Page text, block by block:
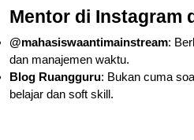
Mentor di Instagram
@mahasiswaantimainstream:
dan manajemen waktu.
Blog Ruangguru: Bukan cuma
belajar dan soft skill.